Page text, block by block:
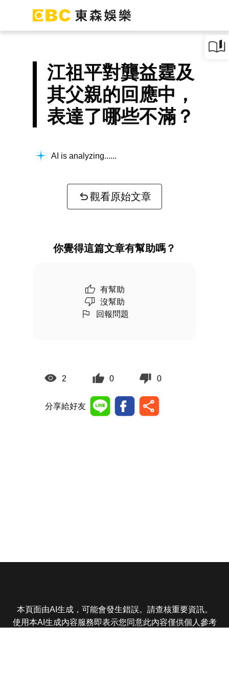
江祖平對龔益霆及
其父親的回應中，
表達了哪些不滿？
AI is analyzing...
觀看原始文章
你覺得這篇文章有幫助嗎？
有幫助
沒幫助
回報問題
2 0 0
分享給好友
本頁面由AI生成，可能會發生錯誤。請查核重要資訊。
使用本AI生成內容服務即表示您同意此內容僅供個人參考